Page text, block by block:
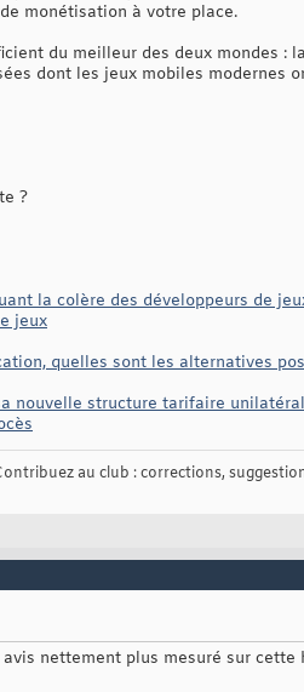
monétisation à votre place.
du meilleur des deux mondes :
dont les jeux mobiles modernes
?
la colère des développeurs de
jeux
quelles sont les alternatives
nouvelle structure tarifaire
au club : corrections,
nettement plus mesuré sur cette